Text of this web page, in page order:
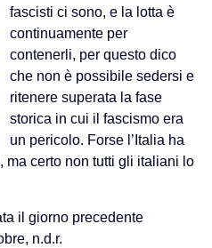
fascisti ci sono, e la lotta è
continuamente per
contenerli, per questo dico
che non è possibile sedersi e
ritenere superata la fase
storica in cui il fascismo era
un pericolo. Forse l’Italia ha
ma certo non tutti gli italiani lo
il giorno precedente
n.d.r.